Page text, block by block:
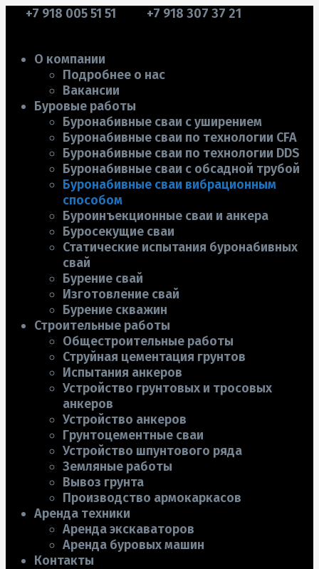
+7 918 005 51 51 +7 918 307 37 21
О компании
Подробнее о нас
Вакансии
Буровые работы
Буронабивные сваи с уширением
Буронабивные сваи по технологии CFA
Буронабивные сваи по технологии DDS
Буронабивные сваи с обсадной трубой
Буронабивные сваи вибрационным
способом
Буроинъекционные сваи и анкера
Буросекущие сваи
Статические испытания буронабивных
свай
Бурение свай
Изготовление свай
Бурение скважин
Строительные работы
Общестроительные работы
Струйная цементация грунтов
Испытания анкеров
Устройство грунтовых и тросовых
анкеров
Устройство анкеров
Грунтоцементные сваи
Устройство шпунтового ряда
Земляные работы
Вывоз грунта
Производство армокаркасов
Аренда техники
Аренда экскаваторов
Аренда буровых машин
Контакты